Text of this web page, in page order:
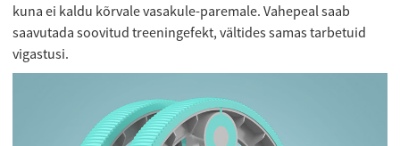
kuna ei kaldu kõrvale vasakule-paremale. Vahepeal saab
saavutada soovitud treeningefekt, vältides samas tarbetuid
vigastusi.